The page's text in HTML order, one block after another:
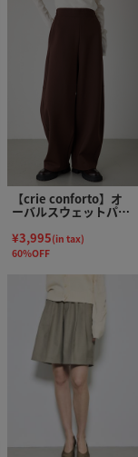
【crie conforto】オ
ーバルスウェットパン
¥3,995(in tax)
60%OFF